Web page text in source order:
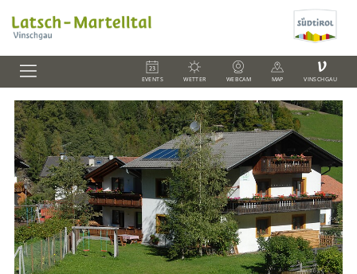
EVENTS WETTER WEBCAM MAP
V
VINSCHGAU